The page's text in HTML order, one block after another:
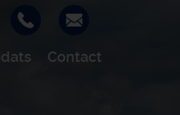
Contact